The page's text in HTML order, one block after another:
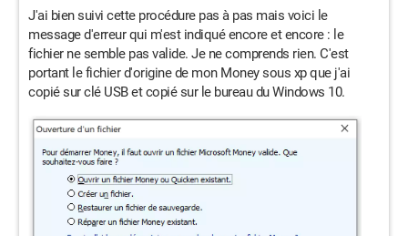
J'ai bien suivi cette procédure pas à pas mais voici le
message d'erreur qui m'est indiqué encore et encore : le
fichier ne semble pas valide. Je ne comprends rien. C'est
portant le fichier d'origine de mon Money sous xp que j'ai
copié sur clé USB et copié sur le bureau du Windows 10.